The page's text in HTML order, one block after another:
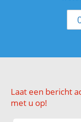
Laat een bericht
met u op!